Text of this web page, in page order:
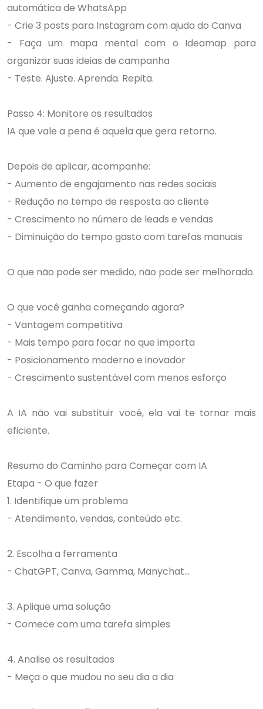
automática de WhatsApp
- Crie 3 posts para Instagram com ajuda do Canva
- Faça um mapa mental com o Ideamap para
organizar suas ideias de campanha
- Teste. Ajuste. Aprenda. Repita.
Passo 4: Monitore os resultados
IA que vale a pena é aquela que gera retorno.
Depois de aplicar, acompanhe:
- Aumento de engajamento nas redes sociais
- Redução no tempo de resposta ao cliente
- Crescimento no número de leads e vendas
- Diminuição do tempo gasto com tarefas manuais
O que não pode ser medido, não pode ser melhorado.
O que você ganha começando agora?
- Vantagem competitiva
- Mais tempo para focar no que importa
- Posicionamento moderno e inovador
- Crescimento sustentável com menos esforço
A IA não vai substituir você, ela vai te tornar mais
eficiente.
Resumo do Caminho para Começar com IA
Etapa - O que fazer
1. Identifique um problema
- Atendimento, vendas, conteúdo etc.
2. Escolha a ferramenta
- ChatGPT, Canva, Gamma, Manychat...
3. Aplique uma solução
- Comece com uma tarefa simples
4. Analise os resultados
- Meça o que mudou no seu dia a dia